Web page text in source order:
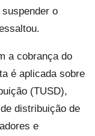
o
a cobrança do
é aplicada sobre
(TUSD),
distribuição de
e